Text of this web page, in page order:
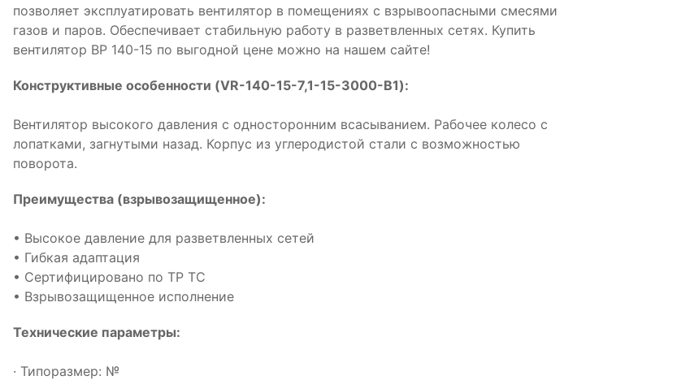
позволяет эксплуатировать вентилятор в помещениях с взрывоопасными смесями
газов и паров. Обеспечивает стабильную работу в разветвленных сетях. Купить
вентилятор ВР 140-15 по выгодной цене можно на нашем сайте!
Конструктивные особенности (VR-140-15-7,1-15-3000-B1):
Вентилятор высокого давления с односторонним всасыванием. Рабочее колесо с
лопатками, загнутыми назад. Корпус из углеродистой стали с возможностью
поворота.
Преимущества (взрывозащищенное):
• Высокое давление для разветвленных сетей
• Гибкая адаптация
• Сертифицировано по ТР ТС
• Взрывозащищенное исполнение
Технические параметры:
· Типоразмер: №